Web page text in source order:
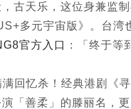
古天乐，这位身兼监
多元宇宙版》。台
官方入口 ：「终于等
忆杀！经典港剧《寻
「善柔」的滕丽名，